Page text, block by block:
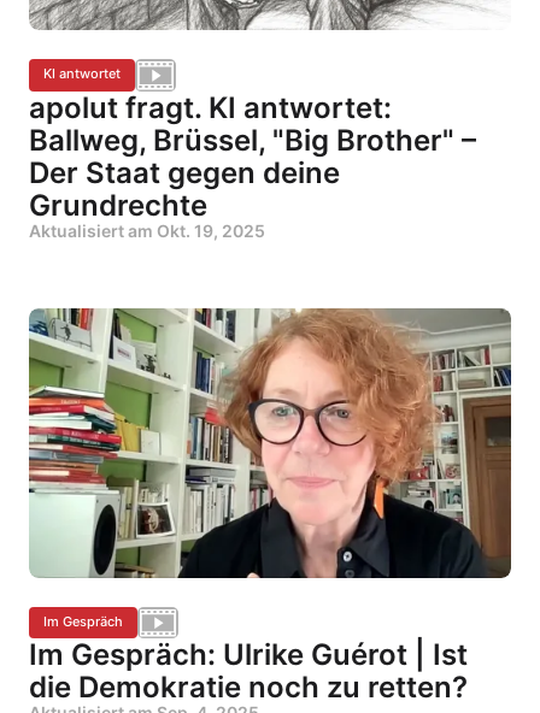
KI antwortet
apolut fragt. KI antwortet:
Ballweg, Brüssel, "Big Brother" –
Der Staat gegen deine
Grundrechte
Aktualisiert am Okt. 19, 2025
Im Gespräch
Im Gespräch: Ulrike Guérot | Ist
die Demokratie noch zu retten?